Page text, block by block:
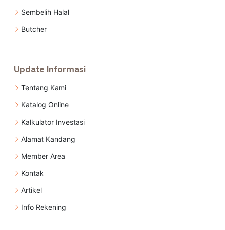
Sembelih Halal
Butcher
Update Informasi
Tentang Kami
Katalog Online
Kalkulator Investasi
Alamat Kandang
Member Area
Kontak
Artikel
Info Rekening